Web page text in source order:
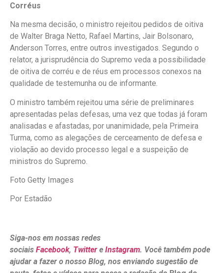
Corréus
Na mesma decisão, o ministro rejeitou pedidos de oitiva
de Walter Braga Netto, Rafael Martins, Jair Bolsonaro,
Anderson Torres, entre outros investigados. Segundo o
relator, a jurisprudência do Supremo veda a possibilidade
de oitiva de corréu e de réus em processos conexos na
qualidade de testemunha ou de informante.
O ministro também rejeitou uma série de preliminares
apresentadas pelas defesas, uma vez que todas já foram
analisadas e afastadas, por unanimidade, pela Primeira
Turma, como as alegações de cerceamento de defesa e
violação ao devido processo legal e a suspeição de
ministros do Supremo.
Foto Getty Images
Por Estadão
Siga-nos em nossas redes
sociais Facebook, Twitter e Instagram. Você também pode
ajudar a fazer o nosso Blog, nos enviando sugestão de